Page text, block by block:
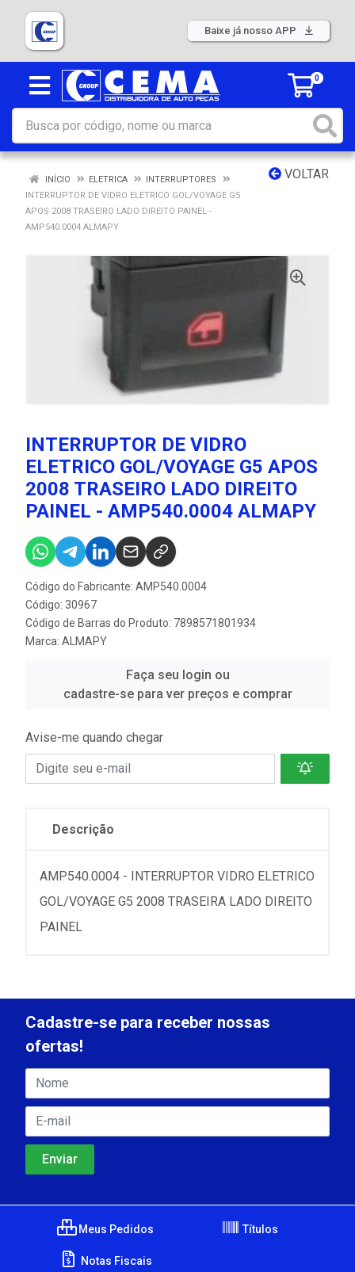
Baixe já nosso APP
0
VOLTAR
INÍCIO ELETRICA
INTERRUPTORES
INTERRUPTOR DE VIDRO ELETRICO GOL/VOYAGE G5
APOS 2008 TRASEIRO LADO DIREITO PAINEL -
AMP540.0004 ALMAPY
INTERRUPTOR DE VIDRO
ELETRICO GOL/VOYAGE G5 APOS
2008 TRASEIRO LADO DIREITO
PAINEL - AMP540.0004 ALMAPY
Código do Fabricante: AMP540.0004
Código: 30967
Código de Barras do Produto: 7898571801934
Marca: ALMAPY
Faça seu login ou
cadastre-se para ver preços e comprar
Avise-me quando chegar
Descrição
AMP540.0004 - INTERRUPTOR VIDRO ELETRICO
GOL/VOYAGE G5 2008 TRASEIRA LADO DIREITO
PAINEL
Cadastre-se para receber nossas
ofertas!
Meus Pedidos Títulos
Notas Fiscais